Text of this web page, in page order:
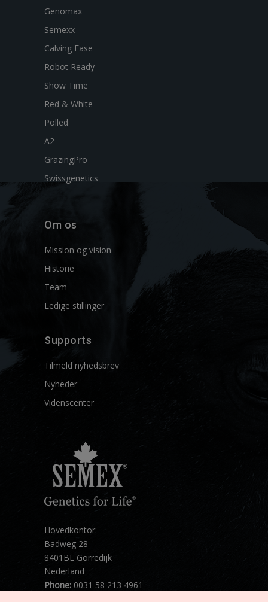
Genomax
Semexx
Calving Ease
Robot Ready
Show Time
Red & White
Polled
A2
GrazingPro
Swissgenetics
Om os
Mission og vision
Historie
Team
Ledige stillinger
Supports
Tilmeld nyhedsbrev
Nyheder
Videnscenter
Hovedkontor:
Badweg 28
8401BL Gorredijk
Nederland
Phone: 0031 58 213 4961